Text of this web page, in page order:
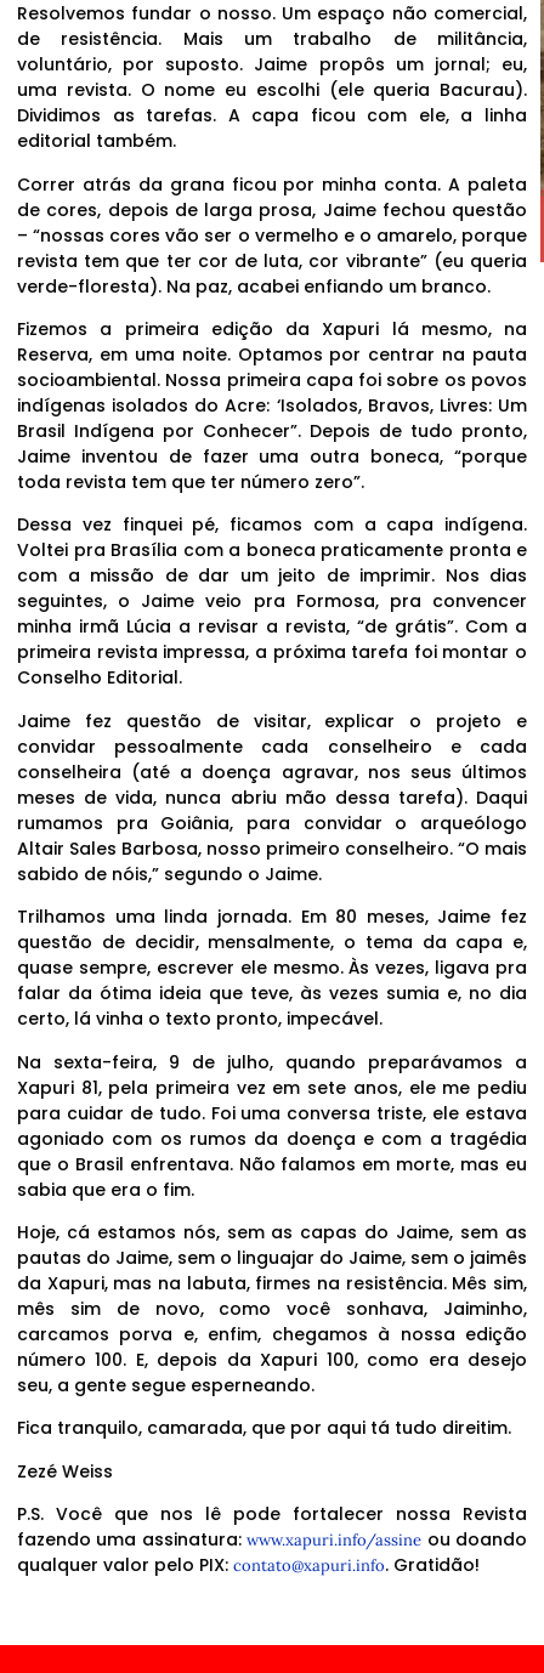
Resolvemos fundar o nosso. Um espaço não comercial,
de resistência. Mais um trabalho de militância,
voluntário, por suposto. Jaime propôs um jornal; eu,
uma revista. O nome eu escolhi (ele queria Bacurau).
Dividimos as tarefas. A capa ficou com ele, a linha
editorial também.
Correr atrás da grana ficou por minha conta. A paleta
de cores, depois de larga prosa, Jaime fechou questão
– “nossas cores vão ser o vermelho e o amarelo, porque
revista tem que ter cor de luta, cor vibrante” (eu queria
verde-floresta). Na paz, acabei enfiando um branco.
Fizemos a primeira edição da Xapuri lá mesmo, na
Reserva, em uma noite. Optamos por centrar na pauta
socioambiental. Nossa primeira capa foi sobre os povos
indígenas isolados do Acre: ‘Isolados, Bravos, Livres: Um
Brasil Indígena por Conhecer”. Depois de tudo pronto,
Jaime inventou de fazer uma outra boneca, “porque
toda revista tem que ter número zero”.
Dessa vez finquei pé, ficamos com a capa indígena.
Voltei pra Brasília com a boneca praticamente pronta e
com a missão de dar um jeito de imprimir. Nos dias
seguintes, o Jaime veio pra Formosa, pra convencer
minha irmã Lúcia a revisar a revista, “de grátis”. Com a
primeira revista impressa, a próxima tarefa foi montar o
Conselho Editorial.
Jaime fez questão de visitar, explicar o projeto e
convidar pessoalmente cada conselheiro e cada
conselheira (até a doença agravar, nos seus últimos
meses de vida, nunca abriu mão dessa tarefa). Daqui
rumamos pra Goiânia, para convidar o arqueólogo
Altair Sales Barbosa, nosso primeiro conselheiro. “O mais
sabido de nóis,” segundo o Jaime.
Trilhamos uma linda jornada. Em 80 meses, Jaime fez
questão de decidir, mensalmente, o tema da capa e,
quase sempre, escrever ele mesmo. Às vezes, ligava pra
falar da ótima ideia que teve, às vezes sumia e, no dia
certo, lá vinha o texto pronto, impecável.
Na sexta-feira, 9 de julho, quando preparávamos a
Xapuri 81, pela primeira vez em sete anos, ele me pediu
para cuidar de tudo. Foi uma conversa triste, ele estava
agoniado com os rumos da doença e com a tragédia
que o Brasil enfrentava. Não falamos em morte, mas eu
sabia que era o fim.
Hoje, cá estamos nós, sem as capas do Jaime, sem as
pautas do Jaime, sem o linguajar do Jaime, sem o jaimês
da Xapuri, mas na labuta, firmes na resistência. Mês sim,
mês sim de novo, como você sonhava, Jaiminho,
carcamos porva e, enfim, chegamos à nossa edição
número 100. E, depois da Xapuri 100, como era desejo
seu, a gente segue esperneando.
Fica tranquilo, camarada, que por aqui tá tudo direitim.
Zezé Weiss
P.S. Você que nos lê pode fortalecer nossa Revista
fazendo uma assinatura:www.xapuri.info/assine ou doando
qualquer valor pelo PIX: contato@xapuri.info. Gratidão!